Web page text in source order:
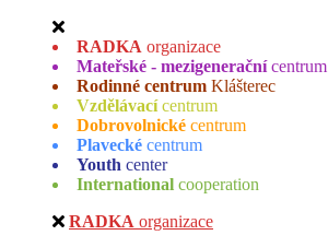
RADKA organizace
Mateřské - mezigenerační centrum
Rodinné centrum Klášterec
Vzdělávací centrum
Dobrovolnické centrum
Plavecké centrum
Youth center
International cooperation
RADKA organizace